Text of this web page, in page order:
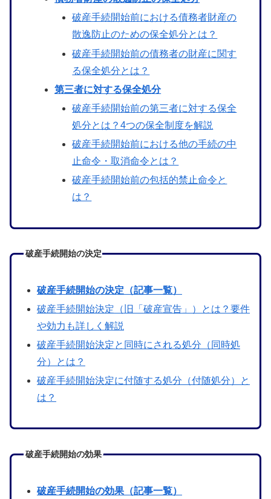
破産手続開始前における債務者財産の
散逸防止のための保全処分とは？
破産手続開始前の債務者の財産に関す
る保全処分とは？
第三者に対する保全処分
破産手続開始前の第三者に対する保全
処分とは？4つの保全制度を解説
破産手続開始前における他の手続の中
止命令・取消命令とは？
破産手続開始前の包括的禁止命令と
は？
破産手続開始の決定
破産手続開始の決定（記事一覧）
破産手続開始決定（旧「破産宣告」）とは？要件
や効力も詳しく解説
破産手続開始決定と同時にされる処分（同時処
分）とは？
破産手続開始決定に付随する処分（付随処分）と
は？
破産手続開始の効果
破産手続開始の効果（記事一覧）